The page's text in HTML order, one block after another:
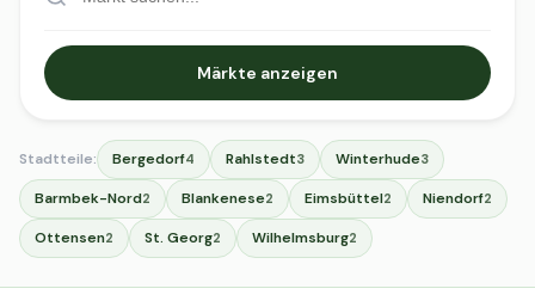
Märkte anzeigen
Stadtteile: Bergedorf4 Rahlstedt3 Winterhude3
Barmbek-Nord2 Blankenese2 Eimsbüttel2 Niendorf2
Ottensen2 St. Georg2 Wilhelmsburg2